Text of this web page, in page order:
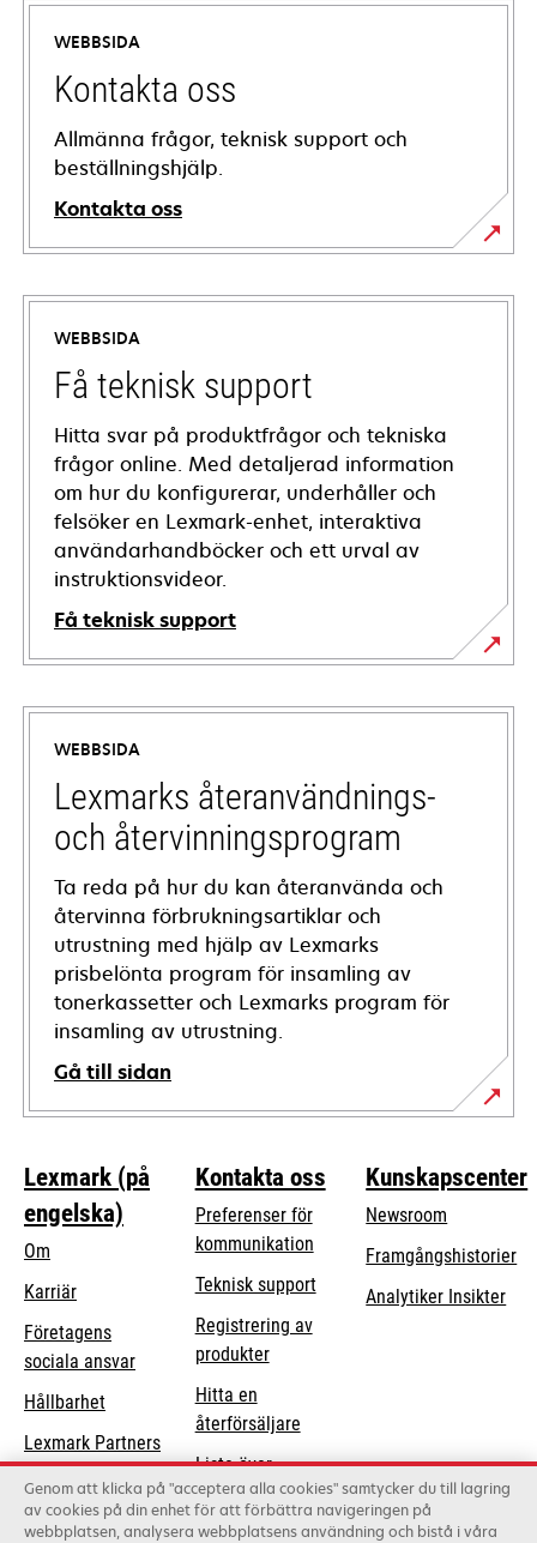
WEBBSIDA
Kontakta oss
Allmänna frågor, teknisk support och
beställningshjälp.
Kontakta oss
WEBBSIDA
Få teknisk support
Hitta svar på produktfrågor och tekniska
frågor online. Med detaljerad information
om hur du konfigurerar, underhåller och
felsöker en Lexmark-enhet, interaktiva
användarhandböcker och ett urval av
instruktionsvideor.
Få teknisk support
opens
in
new
tab
WEBBSIDA
Lexmarks återanvändnings-
och återvinningsprogram
Ta reda på hur du kan återanvända och
återvinna förbrukningsartiklar och
utrustning med hjälp av Lexmarks
prisbelönta program för insamling av
tonerkassetter och Lexmarks program för
insamling av utrustning.
Gå till sidan
Lexmark (på
engelska)
Om
Karriär
Företagens
sociala ansvaropens
new
Hållbarhet
Lexmark Partners
Kontakta oss
Preferenser för
kommunikation
Teknisk supportopens
Registrering av
produkter
Hitta en
återförsäljare
Lista över
grossister
Kunskapscenter
Newsroom
Framgångshistorier
Analytiker Insikter
Genom att klicka på "acceptera alla cookies" samtycker du till lagring
av cookies på din enhet för att förbättra navigeringen på
webbplatsen, analysera webbplatsens användning och bistå i våra